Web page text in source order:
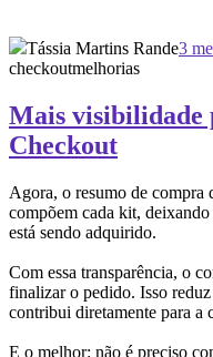
Tássia Martins Rande3
checkoutmelhorias
Mais visibilidade
Checkout
Agora, o resumo de compra
compõem cada kit,
está sendo adquirido.
Com essa transparência, o
finalizar o pedido. Isso
contribui diretamente para a
E o melhor: não é preciso